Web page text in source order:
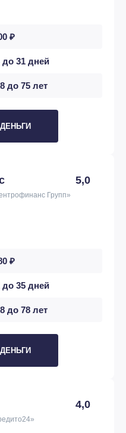
₽
до 31 дней
до 75 лет
5,0
Групп»
₽
до 35 дней
до 78 лет
4,0